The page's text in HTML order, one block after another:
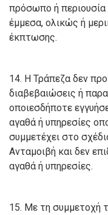
πρόσωπο ή περιουσία
έμμεσα, ολικώς ή
έκπτωσης.
14. Η Τράπεζα δεν
διαβεβαιώσεις ή
οποιεσδήποτε
αγαθά ή υπηρεσίες
συμμετέχει στο
Ανταμοιβή και δεν
αγαθά ή υπηρεσίες.
15. Με τη συμμετοχή